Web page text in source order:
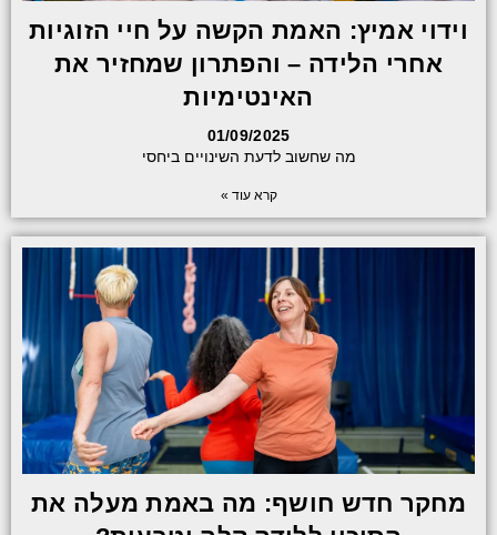
וידוי אמיץ: האמת הקשה על חיי הזוגיות
אחרי הלידה – והפתרון שמחזיר את
האינטימיות
01/09/2025
מה שחשוב לדעת השינויים ביחסי
קרא עוד »
מחקר חדש חושף: מה באמת מעלה את